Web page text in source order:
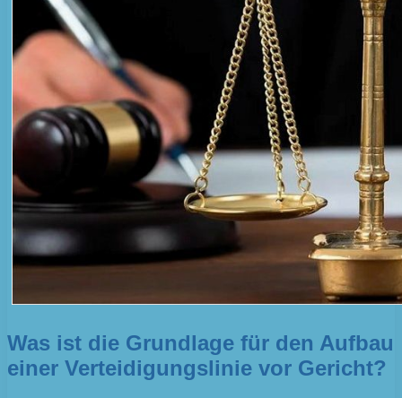
Was ist die Grundlage für den Aufbau
einer Verteidigungslinie vor Gericht?